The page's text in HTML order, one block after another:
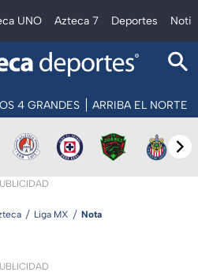
UNO Azteca 7 Deportes
4 GRANDES ARRIBA EL NORTE
Liga MX Nota